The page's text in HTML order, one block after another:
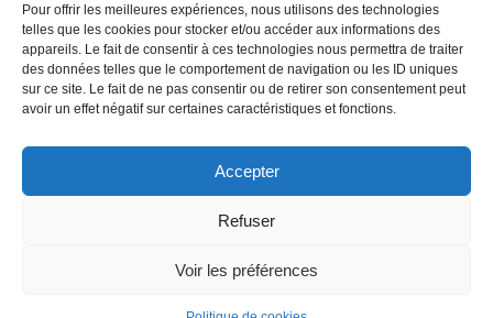
Pour offrir les meilleures expériences, nous utilisons des technologies
telles que les cookies pour stocker et/ou accéder aux informations des
appareils. Le fait de consentir à ces technologies nous permettra de traiter
des données telles que le comportement de navigation ou les ID uniques
sur ce site. Le fait de ne pas consentir ou de retirer son consentement peut
avoir un effet négatif sur certaines caractéristiques et fonctions.
Accepter
Refuser
Voir les préférences
ACTUALITES
Economie 2091
1840
Société
Sport 859